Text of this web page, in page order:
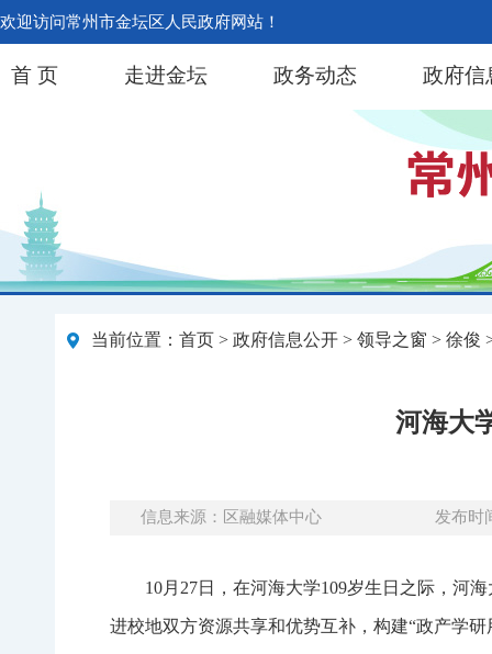
欢迎访问常州市金坛区人民政府网站！
首 页 走进金坛 政务动态 政府信
当前位置： 首页 > 政府信息公开 > 领导之窗 > 徐俊
河海大
信息来源：区融媒体中心 发布时
10月27日，在河海大学109岁生日之际，河
进校地双方资源共享和优势互补，构建“政产学